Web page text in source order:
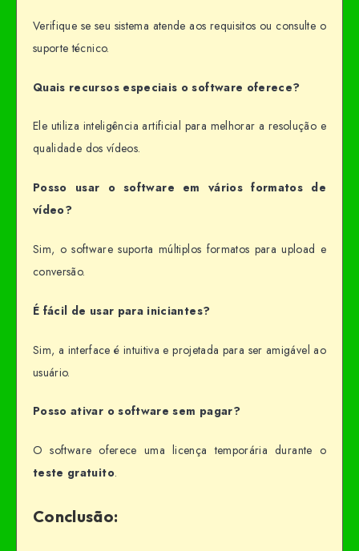
Verifique se seu sistema atende aos requisitos ou consulte o
suporte técnico.
Quais recursos especiais o software oferece?
Ele utiliza inteligência artificial para melhorar a resolução e
qualidade dos vídeos.
Posso usar o software em vários formatos de
vídeo?
Sim, o software suporta múltiplos formatos para upload e
conversão.
É fácil de usar para iniciantes?
Sim, a interface é intuitiva e projetada para ser amigável ao
usuário.
Posso ativar o software sem pagar?
O software oferece uma licença temporária durante o
teste gratuito.
Conclusão: